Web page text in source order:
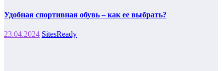
Удобная спортивная обувь – как ее выбрать?
23.04.2024 SitesReady